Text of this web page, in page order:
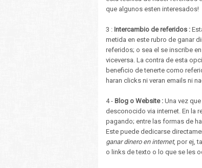
que algunos esten interesados!
3 : Intercambio de referidos :
metida en este rubro de ganar
referidos; o sea el se inscribe
viceversa. La contra de esta
beneficio de tenerte como
haran clicks ni veran emails ni
4 - Blog o Website : Una vez
desconocido via internet. En la
pagando; entre las formas de
Este puede dedicarse
ganar dinero en internet, por ej,
o links de texto o lo que se les